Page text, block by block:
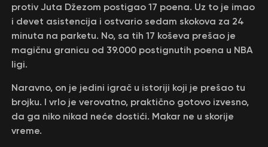
protiv Juta Džezom postigao 17 poena. Uz to je imao
i devet asistencija i ostvario sedam skokova za 24
minuta na parketu. No, sa tih 17 koševa prešao je
magičnu granicu od 39.000 postignutih poena u NBA
ligi.
Naravno, on je jedini igrač u istoriji koji je prešao tu
brojku. I vrlo je verovatno, praktično gotovo izvesno,
da ga niko nikad neće dostići. Makar ne u skorije
vreme.